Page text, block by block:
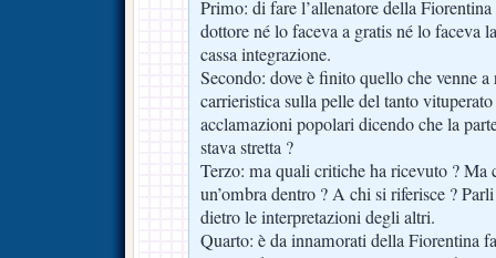
Primo: di fare l’allenatore della
dottore né lo faceva a gratis né lo faceva
cassa integrazione.
Secondo: dove è finito quello che venne
carrieristica sulla pelle del tanto
acclamazioni popolari dicendo che la
stava stretta ?
Terzo: ma quali critiche ha ricevuto ? Ma
un’ombra dentro ? A chi si riferisce ?
dietro le interpretazioni degli altri.
Quarto: è da innamorati della Fiorentina